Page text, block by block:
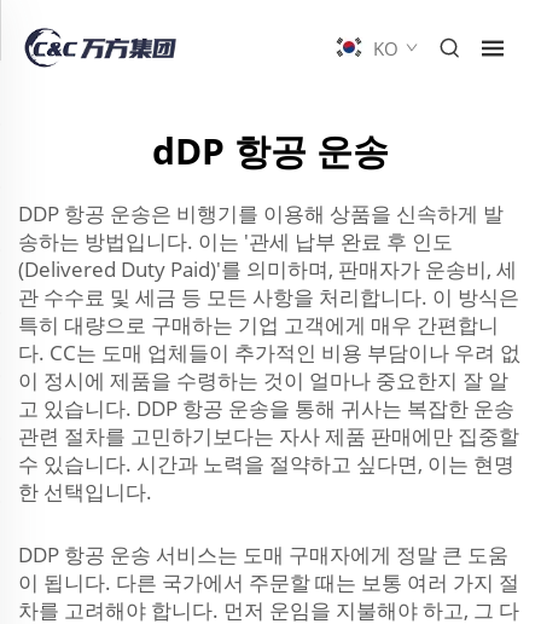
KO
dDP 항공 운송
DDP 항공 운송은 비행기를 이용해 상품을 신속하게 발
송하는 방법입니다. 이는 '관세 납부 완료 후 인도
(Delivered Duty Paid)'를 의미하며, 판매자가 운송비, 세
관 수수료 및 세금 등 모든 사항을 처리합니다. 이 방식은
특히 대량으로 구매하는 기업 고객에게 매우 간편합니
다. CC는 도매 업체들이 추가적인 비용 부담이나 우려 없
이 정시에 제품을 수령하는 것이 얼마나 중요한지 잘 알
고 있습니다. DDP 항공 운송을 통해 귀사는 복잡한 운송
관련 절차를 고민하기보다는 자사 제품 판매에만 집중할
수 있습니다. 시간과 노력을 절약하고 싶다면, 이는 현명
한 선택입니다.
DDP 항공 운송 서비스는 도매 구매자에게 정말 큰 도움
이 됩니다. 다른 국가에서 주문할 때는 보통 여러 가지 절
차를 고려해야 합니다. 먼저 운임을 지불해야 하고, 그 다